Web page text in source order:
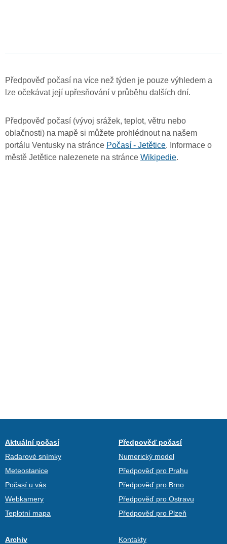
Předpověď počasí na více než týden je pouze výhledem a
lze očekávat její upřesňování v průběhu dalších dní.
Předpověď počasí (vývoj srážek, teplot, větru nebo
oblačnosti) na mapě si můžete prohlédnout na našem
portálu Ventusky na stránce Počasí - Jetětice. Informace o
městě Jetětice nalezenete na stránce Wikipedie.
Aktuální počasí
Radarové snímky
Meteostanice
Počasí u vás
Webkamery
Teplotní mapa
Předpověď počasí
Numerický model
Předpověď pro Prahu
Předpověď pro Brno
Předpověď pro Ostravu
Předpověď pro Plzeň
Archiv Kontakty